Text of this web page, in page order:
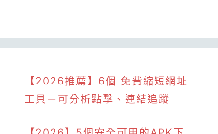
【2026推薦】6個 免費縮短網址
工具－可分析點擊、連結追蹤